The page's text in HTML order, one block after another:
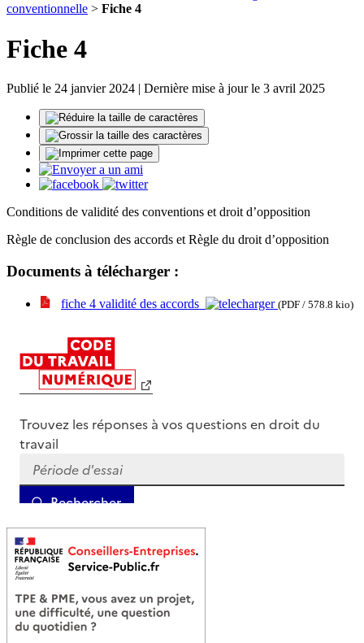
conventionnelle > Fiche 4
Fiche 4
Publié le 24 janvier 2024 | Dernière mise à jour le 3 avril 2025
Conditions de validité des conventions et droit d’opposition
Règle de conclusion des accords et Règle du droit d’opposition
Documents à télécharger :
fiche 4 validité des accords (PDF / 578.8 kio)